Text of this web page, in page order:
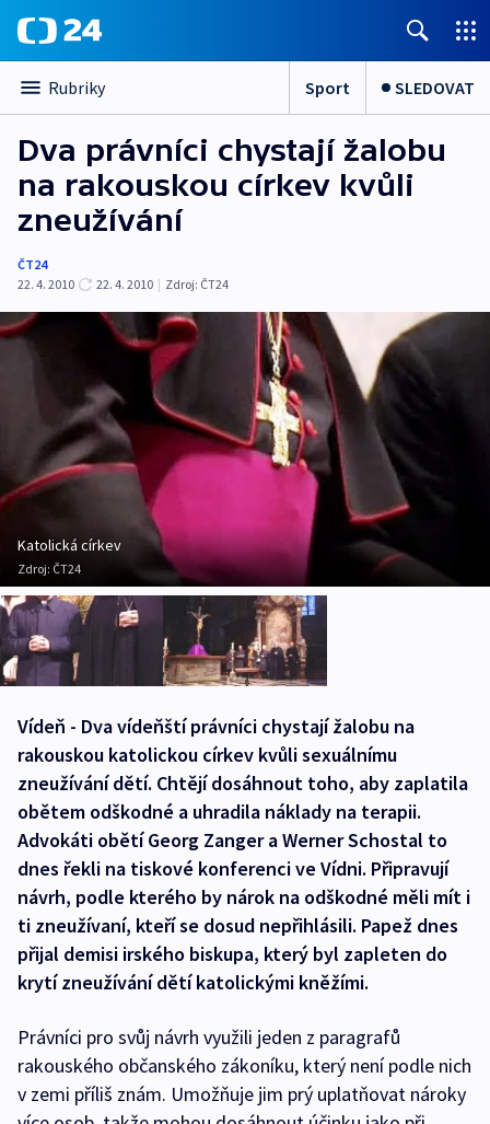
Rubriky Sport SLEDOVAT
Dva právníci chystají žalobu
na rakouskou církev kvůli
zneužívání
ČT24
22. 4. 2010
22. 4. 2010 | Zdroj: ČT24
Katolická církev
Zdroj: ČT24
Vídeň - Dva vídeňští právníci chystají žalobu na
rakouskou katolickou církev kvůli sexuálnímu
zneužívání dětí. Chtějí dosáhnout toho, aby zaplatila
obětem odškodné a uhradila náklady na terapii.
Advokáti obětí Georg Zanger a Werner Schostal to
dnes řekli na tiskové konferenci ve Vídni. Připravují
návrh, podle kterého by nárok na odškodné měli mít i
ti zneužívaní, kteří se dosud nepřihlásili. Papež dnes
přijal demisi irského biskupa, který byl zapleten do
krytí zneužívání dětí katolickými kněžími.
Právníci pro svůj návrh využili jeden z paragrafů
rakouského občanského zákoníku, který není podle nich
v zemi příliš znám. Umožňuje jim prý uplatňovat nároky